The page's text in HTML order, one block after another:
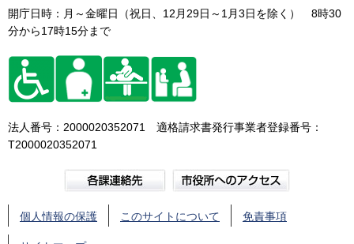
開庁日時：月～金曜日（祝日、12月29日～1月3日を除く） 8時30
分から17時15分まで
法人番号：2000020352071 適格請求書発行事業者登録番号：
T2000020352071
個人情報の保護 このサイトについて 免責事項